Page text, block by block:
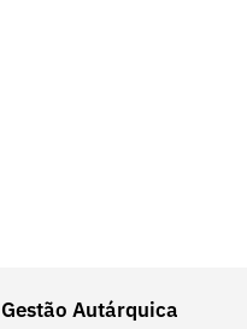
Gestão Autárquica